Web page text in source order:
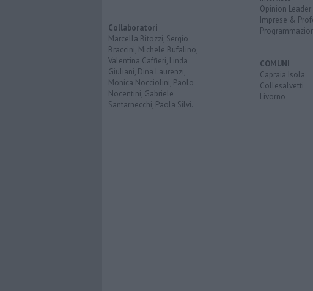
Collaboratori
Marcella Bitozzi, Sergio
Braccini, Michele Bufalino,
Valentina Caffieri, Linda
Giuliani, Dina Laurenzi,
Monica Nocciolini, Paolo
Nocentini, Gabriele
Santarnecchi, Paola Silvi.
Opinion Leader
Imprese &
COMUNI
Capraia Isola
Collesalvetti
Livorno